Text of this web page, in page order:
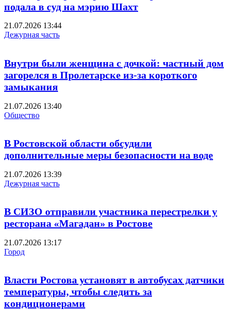
подала в суд на мэрию Шахт
21.07.2026 13:44
Дежурная часть
Внутри были женщина с дочкой: частный дом
загорелся в Пролетарске из-за короткого
замыкания
21.07.2026 13:40
Общество
В Ростовской области обсудили
дополнительные меры безопасности на воде
21.07.2026 13:39
Дежурная часть
В СИЗО отправили участника перестрелки у
ресторана «Магадан» в Ростове
21.07.2026 13:17
Город
Власти Ростова установят в автобусах датчики
температуры, чтобы следить за
кондиционерами